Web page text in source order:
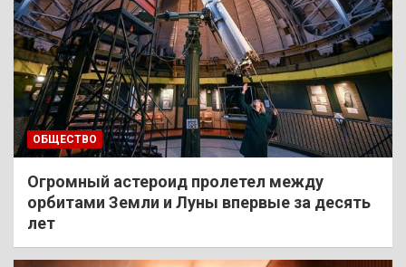
ОБЩЕСТВО
Огромный астероид пролетел между
орбитами Земли и Луны впервые за десять
лет